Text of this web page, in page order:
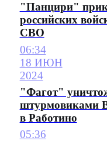
"Панцири"
российских
СВО
06:34
18 ИЮН
2024
"Фагот"
штурмовиками
в Работино
05:36